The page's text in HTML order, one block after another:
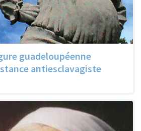
guadeloupéenne
antiesclavagiste